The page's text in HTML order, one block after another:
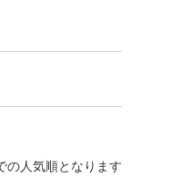
の人気順となります